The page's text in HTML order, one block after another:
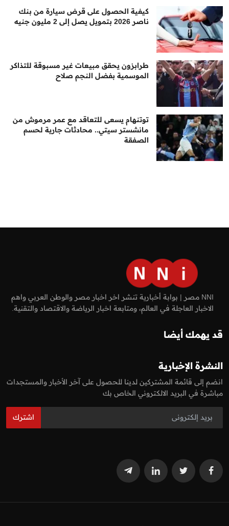
كيفية الحصول على قرض سيارة من بنك
ناصر 2026 بتمويل يصل إلى 2 مليون جنيه
طرابزون يحقق مبيعات غير مسبوقة للتذاكر
الموسمية بفضل النجم صلاح
توتنهام يسعى للتعاقد مع عمر مرموش من
مانشستر سيتي.. محادثات جارية لحسم
الصفقة
NNI مصر | بوابة أخبارية تنشر اخر اخبار مصر والوطن العربي واهم
الاخبار العاجلة في العالم، ومتابعة اخبار الرياضة والاقتصاد والتقنية.
قد يهمك أيضا
النشرة الإخبارية
انضم إلى قائمة المشتركين لدينا للحصول على آخر الأخبار والمستجدات
مباشرة في البريد الالكتروني الخاص بك
اشترك